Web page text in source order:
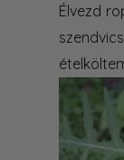
Élvezd